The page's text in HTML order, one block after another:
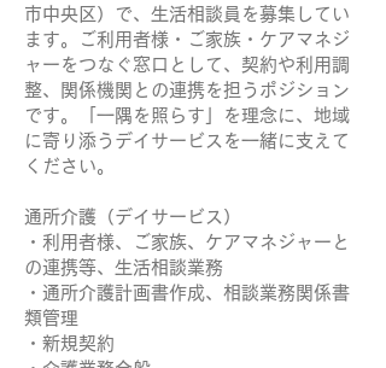
市中央区）で、生活相談員を募集してい
ます。ご利用者様・ご家族・ケアマネジ
ャーをつなぐ窓口として、契約や利用調
整、関係機関との連携を担うポジション
です。「一隅を照らす」を理念に、地域
に寄り添うデイサービスを一緒に支えて
ください。
通所介護（デイサービス）
・利用者様、ご家族、ケアマネジャーと
の連携等、生活相談業務
・通所介護計画書作成、相談業務関係書
類管理
・新規契約